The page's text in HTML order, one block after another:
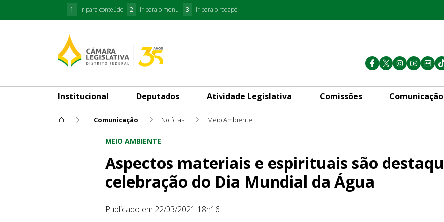
1 Ir para conteúdo 2 Ir para o menu 3 Ir para o rodapé
Institucional Deputados Atividade Legislativa Comissões Comunicação
Comunicação Notícias Meio Ambiente
Aspectos materiais e espirituais são destaque em
MEIO AMBIENTE
Aspectos materiais e espirituais são
celebração do Dia Mundial da Água
Publicado em 22/03/2021 18h16